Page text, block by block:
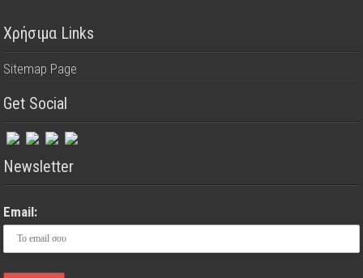
Χρήσιμα Links
Sitemap Page
Get Social
Newsletter
Email: